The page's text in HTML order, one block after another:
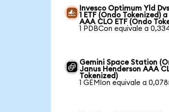
Invesco Optimum Yld
1 ETF (Ondo Tokenized)
AAA CLO ETF (Ondo
1 PDBCon equivale a
Gemini Space Station
Janus Henderson AAA
Tokenized)
1 GEMIon equivale a